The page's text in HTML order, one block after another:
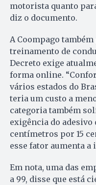
motorista quanto
diz o documento.
A Coompago
treinamento de
Decreto exige
forma online.
vários estados do
teria um custo a
categoria também
exigência do adesivo
centímetros por 15
esse fator aumenta a
Em nota, uma das
a 99, disse que está